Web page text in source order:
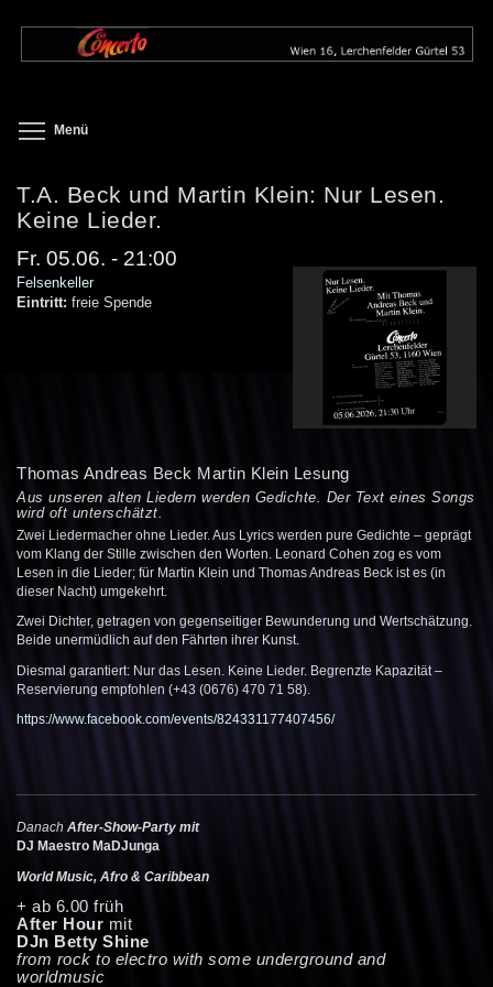
zum
Menü
T.A. Beck und Martin Klein: Nur Lesen.
Keine Lieder.
Fr. 05.06. - 21:00
Felsenkeller
Eintritt: freie Spende
Thomas Andreas Beck Martin Klein Lesung
Aus unseren alten Liedern werden Gedichte. Der Text eines Songs
wird oft unterschätzt.
Zwei Liedermacher ohne Lieder. Aus Lyrics werden pure Gedichte – geprägt
vom Klang der Stille zwischen den Worten. Leonard Cohen zog es vom
Lesen in die Lieder; für Martin Klein und Thomas Andreas Beck ist es (in
dieser Nacht) umgekehrt.
Zwei Dichter, getragen von gegenseitiger Bewunderung und Wertschätzung.
Beide unermüdlich auf den Fährten ihrer Kunst.
Diesmal garantiert: Nur das Lesen. Keine Lieder. Begrenzte Kapazität –
Reservierung empfohlen (+43 (0676) 470 71 58).
https://www.facebook.com/events/824331177407456/
Danach After-Show-Party mit
DJ Maestro MaDJunga
World Music, Afro & Caribbean
+ ab 6.00 früh
After Hour mit
DJn Betty Shine
from rock to electro with some underground and
worldmusic